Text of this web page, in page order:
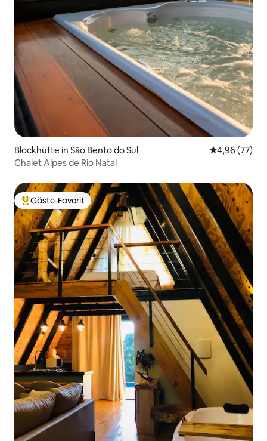
Blockhütte in São Bento do Sul
4,96 (77)
Chalet Alpes de Rio Natal
Beliebter Gäste-Favorit.
Gäste-Favorit